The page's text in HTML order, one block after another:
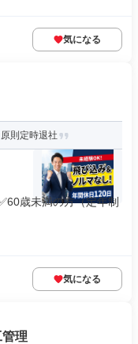
気になる
則定時退社
歳未満の方（定年制
気になる
理